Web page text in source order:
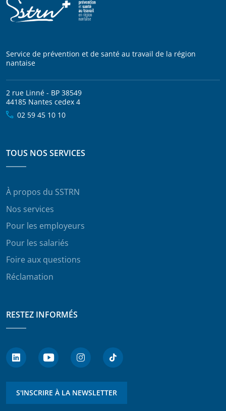
Service de prévention et de santé au travail de la région
nantaise
2 rue Linné - BP 38549
44185 Nantes cedex 4
02 59 45 10 10
TOUS NOS SERVICES
À propos du SSTRN
Nos services
Pour les employeurs
Pour les salariés
Foire aux questions
Réclamation
RESTEZ INFORMÉS
S'INSCRIRE À LA NEWSLETTER